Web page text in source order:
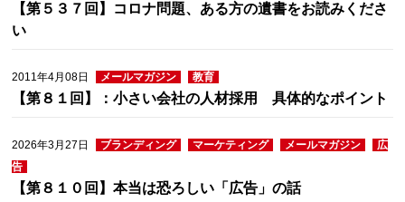
【第５３７回】コロナ問題、ある方の遺書をお読みくださ
い
2011年4月08日 メールマガジン 教育
【第８１回】：小さい会社の人材採用 具体的なポイント
2026年3月27日 ブランディング マーケティング メールマガジン
広
告
【第８１０回】本当は恐ろしい「広告」の話